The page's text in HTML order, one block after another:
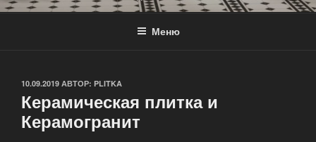
Меню
ОПУБЛИКОВАНО
10.09.2019 АВТОР: PLITKA
Керамическая плитка и
Керамогранит